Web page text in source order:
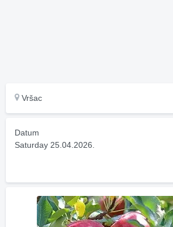
Vršac
Datum
Saturday 25.04.2026.